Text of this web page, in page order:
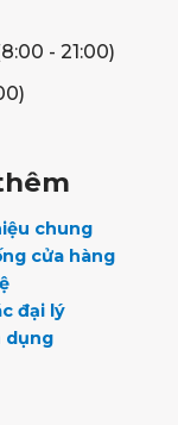
- 21:00)
chung
cửa hàng
đại lý
dụng